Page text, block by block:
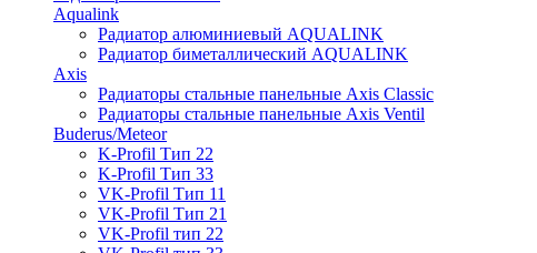
Aqualink
Радиатор алюминиевый AQUALINK
Радиатор биметаллический AQUALINK
Axis
Радиаторы стальные панельные Axis Classic
Радиаторы стальные панельные Axis Ventil
Buderus/Meteor
K-Profil Тип 22
K-Profil Тип 33
VK-Profil Тип 11
VK-Profil Тип 21
VK-Profil тип 22